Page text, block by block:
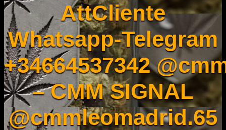
AttCliente
Whatsapp-Telegram
+34664537342
– CMM SIGNAL
@cmmleomadrid.65